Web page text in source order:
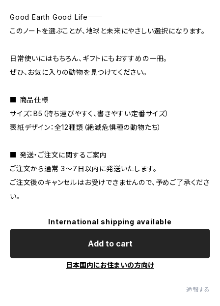
Good Earth Good Life──
このノートを選ぶことが、地球と未来にやさしい選択になります。
日常使いにはもちろん、ギフトにもおすすめの一冊。
ぜひ、お気に入りの動物を見つけてください。
■ 商品仕様
サイズ：B5（持ち運びやすく、書きやすい定番サイズ）
表紙デザイン：全12種類（絶滅危惧種の動物たち）
■ 発送・ご注文に関するご案内
ご注文から通常 3〜7日以内に発送いたします。
ご注文後のキャンセルはお受けできませんので、予めご了承くださ
い。
International shipping available
Add to cart
日本国内にお住まいの方向け
通報する